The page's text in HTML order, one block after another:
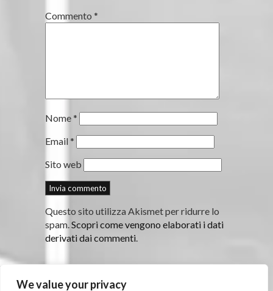
We value your privacy
Commento *
Nome*
Email*
Sito web
Questo sito utilizza Akismet per ridurre lo
spam.Scopri come vengono elaborati i dati
derivati dai commenti.